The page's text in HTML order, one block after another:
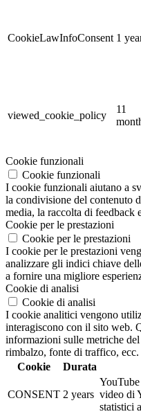
CookieLawInfoConsent 1
viewed_cookie_policy
11
Cookie funzionali
Cookie funzionali
I cookie funzionali aiutano a
la condivisione del contenuto
media, la raccolta di feedback
Cookie per le prestazioni
Cookie per le prestazioni
I cookie per le prestazioni
analizzare gli indici chiave
a fornire una migliore
Cookie di analisi
Cookie di analisi
I cookie analitici vengono
interagiscono con il sito web.
informazioni sulle metriche
rimbalzo, fonte di traffico, ecc.
Cookie
Durata
CONSENT 2 years video di
statistici